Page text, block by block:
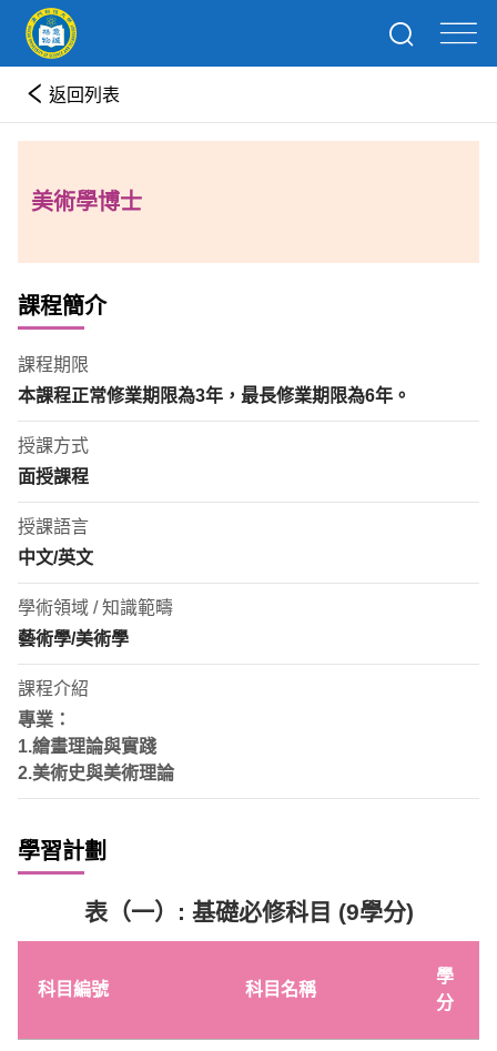
返回列表
美術學博士
課程簡介
課程期限
本課程正常修業期限為3年 ，最長修業期限為6年。
授課方式
面授課程
授課語言
中文/英文
學術領域 / 知識範疇
藝術學/美術學
課程介紹
專業：
1.繪畫理論與實踐
2.美術史與美術理論
學習計劃
表（一） : 基礎必修科目 (9學分)
科目編號 科目名稱
學
分